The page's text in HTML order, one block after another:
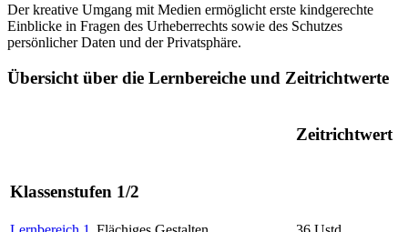
Der kreative Umgang mit Medien ermöglicht erste kindgerechte
Einblicke in Fragen des Urheberrechts sowie des Schutzes
persönlicher Daten und der Privatsphäre.
Übersicht über die Lernbereiche und Zeitrichtwerte
Zeitrichtwert
Klassenstufen 1/2